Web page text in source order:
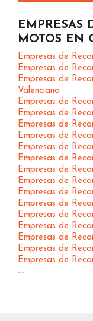
EMPRESAS
MOTOS EN
Empresas de
Empresas de
Empresas de
Valenciana
Empresas de
Empresas de
Empresas de
Empresas de
Empresas de
Empresas de
Empresas de
Empresas de
Empresas de
Empresas de
Empresas de
Empresas de
Empresas de
Empresas de
Empresas de
...